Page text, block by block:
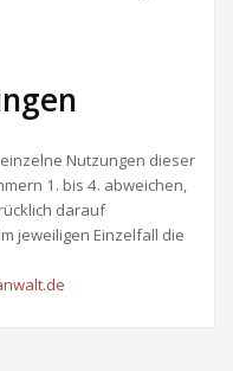
Nutzungen dieser
1. bis 4. abweichen,
darauf
jeweiligen Einzelfall die